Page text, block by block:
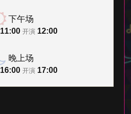
下午场
11:00 开演12:00
晚上场
16:00 开演17:00